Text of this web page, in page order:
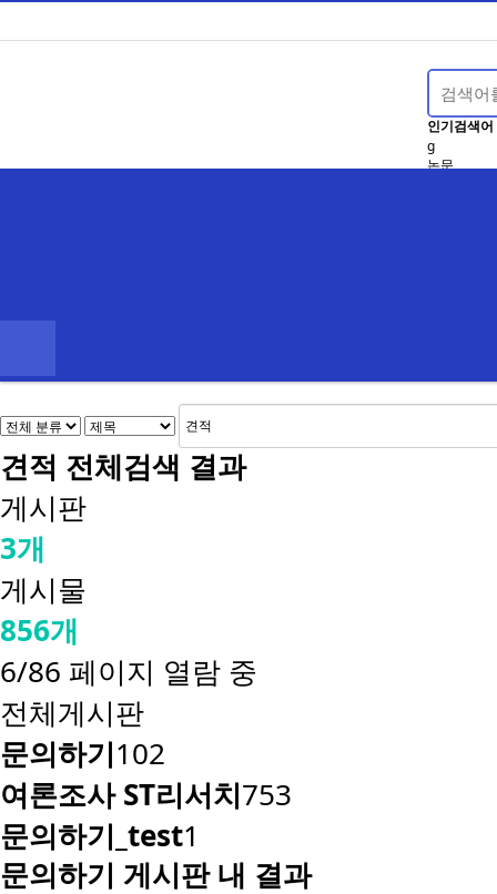
인기검색어
g
논문
견적 전체검색 결과
게시판
3개
게시물
856개
6/86 페이지 열람 중
전체게시판
문의하기102
여론조사 ST리서치753
문의하기_test1
문의하기 게시판 내 결과